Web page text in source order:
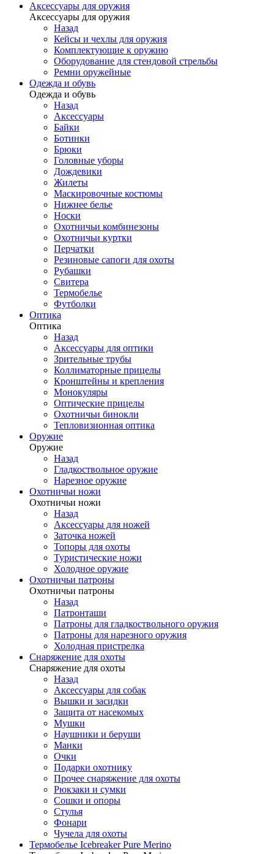
Аксессуары для оружия
Аксессуары для оружия
Назад
Кейсы и чехлы для оружия
Комплектующие к оружию
Оборудование для стендовой стрельбы
Ремни оружейные
Одежда и обувь
Одежда и обувь
Назад
Аксессуары
Байки
Ботинки
Брюки
Головные уборы
Дождевики
Жилеты
Маскировочные костюмы
Нижнее белье
Носки
Охотничьи комбинезоны
Охотничьи куртки
Перчатки
Резиновые сапоги для охоты
Рубашки
Свитера
Термобелье
Футболки
Оптика
Оптика
Назад
Аксессуары для оптики
Зрительные трубы
Коллиматорные прицелы
Кронштейны и крепления
Монокуляры
Оптические прицелы
Охотничьи бинокли
Тепловизионная оптика
Оружие
Оружие
Назад
Гладкоствольное оружие
Нарезное оружие
Охотничьи ножи
Охотничьи ножи
Назад
Аксессуары для ножей
Заточка ножей
Топоры для охоты
Туристические ножи
Холодное оружие
Охотничьи патроны
Охотничьи патроны
Назад
Патронташи
Патроны для гладкоствольного оружия
Патроны для нарезного оружия
Холодная пристрелка
Снаряжение для охоты
Снаряжение для охоты
Назад
Аксессуары для собак
Вышки и засидки
Защита от насекомых
Мушки
Наушники и беруши
Манки
Очки
Подарки охотнику
Прочее снаряжение для охоты
Рюкзаки и сумки
Сошки и опоры
Стулья
Фонари
Чучела для охоты
Термобелье Icebreaker Pure Merino